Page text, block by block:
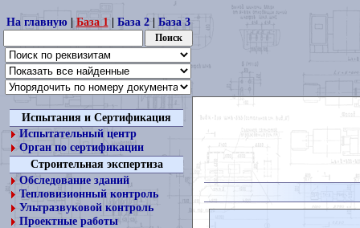
На главную| База 1| База 2| База 3
Испытания и Сертификация
Испытательный центр
Орган по сертификации
Строительная экспертиза
Обследование зданий
Тепловизионный контроль
Ультразвуковой контроль
Проектные работы